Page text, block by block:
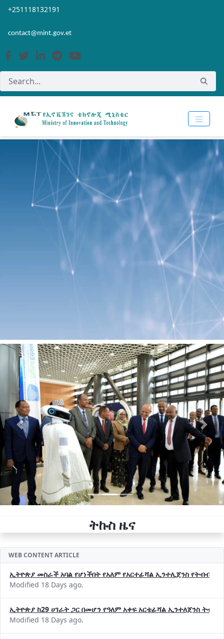
Skip to Main Content
Open Accessibility Menu
+251118132191
contact@mint.gov.et
Previous Next
ትኩስ ዜና
WEB CONTENT ARTICLE
ኢትዮጵያ መስራች አባል የሆነችበት የአለም የአርተፊሻል ኢንተሊጀንስ የትብብር
Modified 18 Days ago.
ኢትዮጵያ ከ29 ሀገራት ጋር በመሆን የዓለም አቀፍ አርቴፊሻል ኢንተለጀንስ
Modified 18 Days ago.